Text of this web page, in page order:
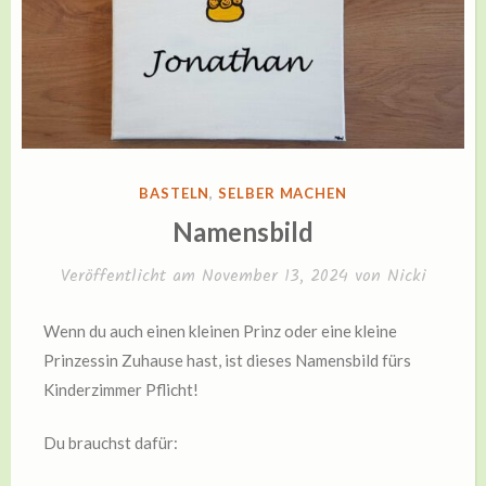
VERÖFFENTLICHT
BASTELN,SELBER MACHEN
Namensbild
Veröffentlicht am November 13, 2024 von Nicki
Wenn du auch einen kleinen Prinz oder eine kleine
Prinzessin Zuhause hast, ist dieses Namensbild fürs
Kinderzimmer Pflicht!
Du brauchst dafür: